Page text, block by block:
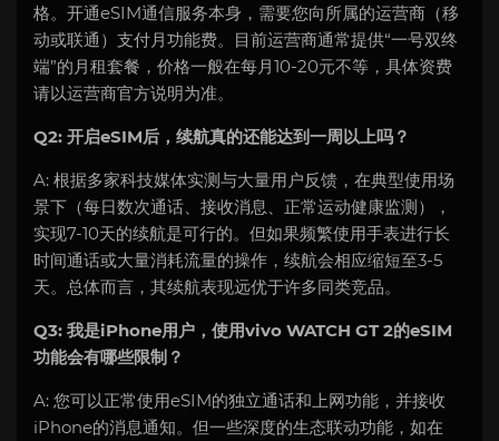
格。开通eSIM通信服务本身，需要您向所属的运营商（移
动或联通）支付月功能费。目前运营商通常提供“一号双终
端”的月租套餐，价格一般在每月10-20元不等，具体资费
请以运营商官方说明为准。
Q2: 开启eSIM后，续航真的还能达到一周以上吗？
A: 根据多家科技媒体实测与大量用户反馈，在典型使用场
景下（每日数次通话、接收消息、正常运动健康监测），
实现7-10天的续航是可行的。但如果频繁使用手表进行长
时间通话或大量消耗流量的操作，续航会相应缩短至3-5
天。总体而言，其续航表现远优于许多同类竞品。
Q3: 我是iPhone用户，使用vivo WATCH GT 2的eSIM
功能会有哪些限制？
A: 您可以正常使用eSIM的独立通话和上网功能，并接收
iPhone的消息通知。但一些深度的生态联动功能，如在